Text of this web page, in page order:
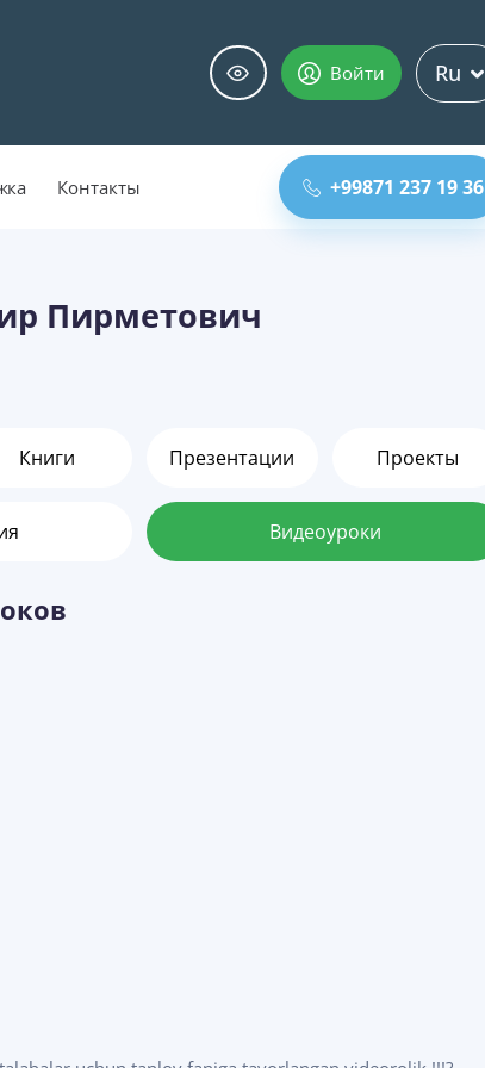
Войти Ru
Контакты +99871 237 19 36
Пирметович
Книги Презентации Проекты
Видеоуроки